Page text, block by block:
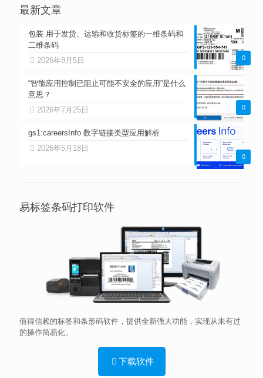
最新文章
0
包装 用于发货、运输和收货标签的一维条码和
二维条码
2026年8月5日
0
“智能应用控制已阻止可能不安全的应用”是什么
意思？
2026年7月25日
0
gs1:careersInfo 数字链接类型应用解析
2026年5月18日
易标签条码打印软件
值得信赖的标签和条形码软件，提供全新强大功能，实现从未有过
的操作简易化。
下载软件